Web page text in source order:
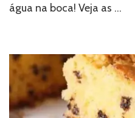
água na boca! Veja as …